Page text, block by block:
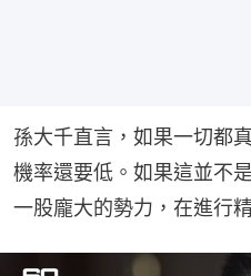
孫大千直言，如果一切都
機率還要低。如果這並不
一股龐大的勢力，在進行